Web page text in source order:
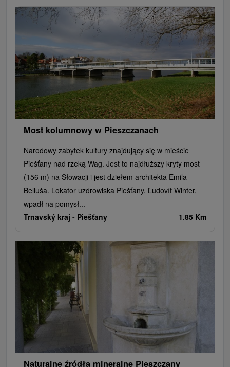
Most kolumnowy w Pieszczanach
Narodowy zabytek kultury znajdujący się w mieście
Piešťany nad rzeką Wag. Jest to najdłuższy kryty most
(156 m) na Słowacji i jest dziełem architekta Emila
Belluša. Lokator uzdrowiska Piešťany, Ľudovít Winter,
wpadł na pomysł...
Trnavský kraj - Piešťany 1.85 Km
Naturalne źródła mineralne Pieszczany